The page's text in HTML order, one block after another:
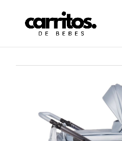
productos